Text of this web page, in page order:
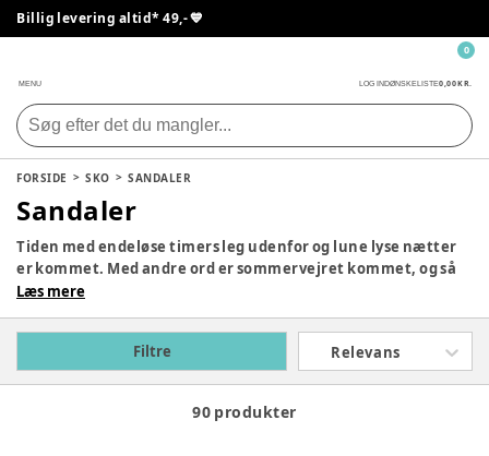
Billig levering altid* 49,- 💙
MENU LOG INDØNSKELISTE0,00 KR.
0
FORSIDE SKO SANDALER
Sandaler
Tiden med endeløse timers leg udenfor og lune lyse nætter
er kommet. Med andre ord er sommervejret kommet, og så
er det rart at kunne skifte de sure sneakers ud med luftige
Her på denne side kan du finde vores fine udvalg af sandaler
Læs mere
Filtre Relevans
90 produkter